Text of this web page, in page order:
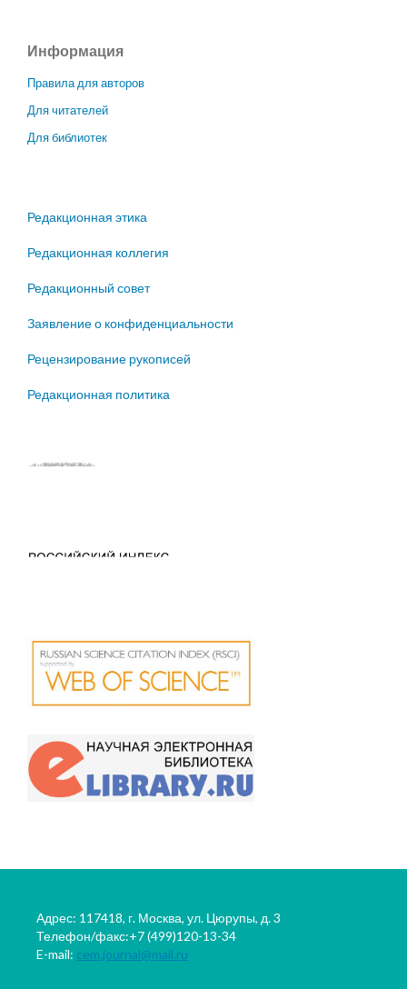
Информация
Правила для авторов
Для читателей
Для библиотек
Редакционная этика
Редакционная коллегия
Редакционный совет
Заявление о конфиденциальности
Рецензирование рукописей
Редакционная политика
Адрес: 117418, г. Москва, ул. Цюрупы, д. 3
Телефон/факс:+7 (499)120-13-34
E-mail: cem.journal@mail.ru